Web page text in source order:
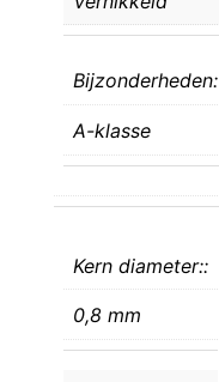
Bijzonderheden:
A-klasse
Kern diameter::
0,8 mm